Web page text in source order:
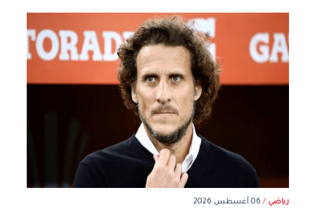
رياضي / 06 أغسطس 2026